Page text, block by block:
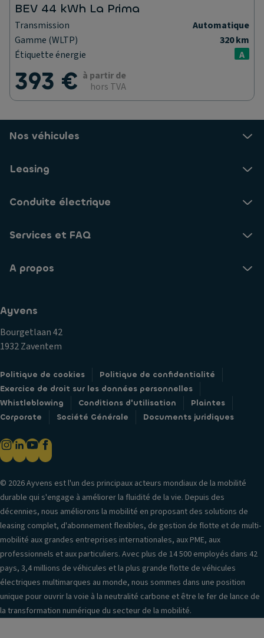
BEV 44 kWh La Prima
Transmission
Automatique
Gamme (WLTP)
320 km
Étiquette énergie
A
393 € à partir de
hors TVA
Nos véhicules
Leasing
Conduite électrique
Services et FAQ
A propos
Ayvens
Bourgetlaan 42
1932 Zaventem
Politique de cookies
Politique de confidentialité
Exercice de droit sur les données personnelles
Whistleblowing
Conditions d'utilisation
Plaintes
Corporate
Société Générale Documents juridiques
© 2026 Ayvens est l'un des principaux acteurs mondiaux de la mobilité
durable qui s'engage à améliorer la fluidité de la vie. Depuis des
décennies, nous améliorons la mobilité en proposant des solutions de
leasing complet, d'abonnement flexibles, de gestion de flotte et de multi-
mobilité aux grandes entreprises internationales, aux PME, aux
professionnels et aux particuliers. Avec plus de 14 500 employés dans 42
pays, 3,4 millions de véhicules et la plus grande flotte de véhicules
électriques multimarques au monde, nous sommes dans une position
unique pour ouvrir la voie à la neutralité carbone et être le fer de lance de
la transformation numérique du secteur de la mobilité.